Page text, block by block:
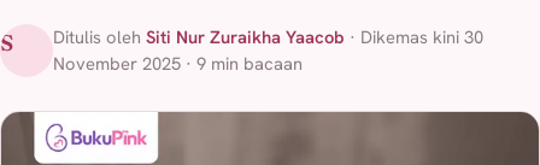
S Ditulis oleh Siti Nur Zuraikha Yaacob · Dikemas kini 30
November 2025 · 9 min bacaan